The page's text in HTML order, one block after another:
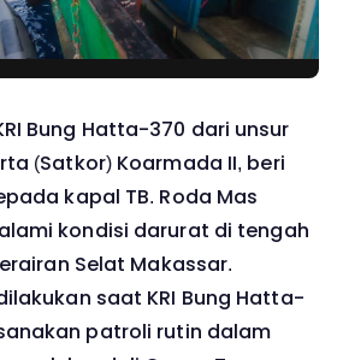
Bung Hatta-370 dari unsur
(Satkor) Koarmada II, beri
kapal TB. Roda Mas
kondisi darurat di tengah
Selat Makassar.
saat KRI Bung Hatta-
patroli rutin dalam